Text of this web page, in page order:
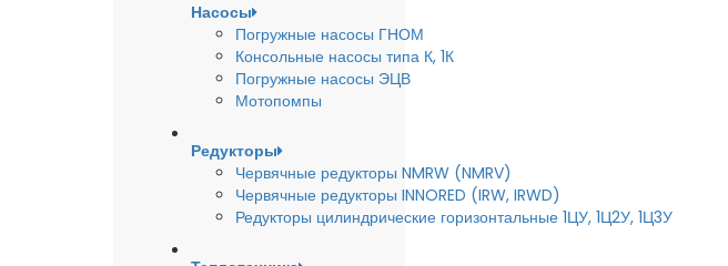
Насосы
Погружные насосы ГНОМ
Консольные насосы типа К, 1К
Погружные насосы ЭЦВ
Мотопомпы
Редукторы
Червячные редукторы NMRW (NMRV)
Червячные редукторы INNORED (IRW, IRWD)
Редукторы цилиндрические горизонтальные 1ЦУ, 1Ц2У, 1Ц3У